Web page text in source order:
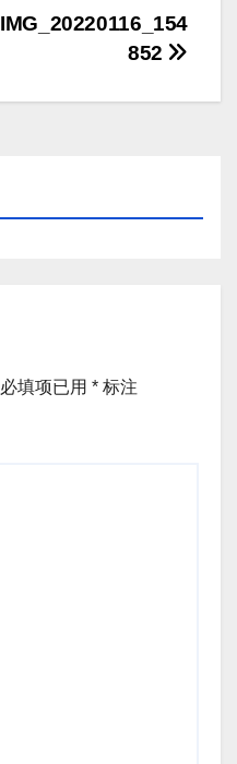
IMG_20220116_154
852
必填项已用 * 标注